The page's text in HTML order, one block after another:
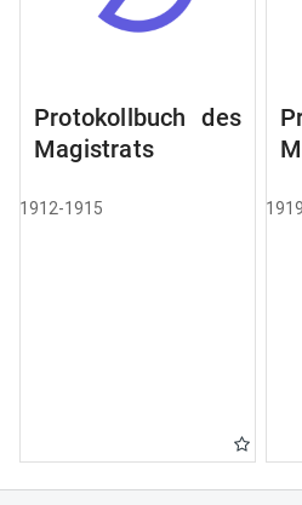
Protokollbuch des
Magistrats
1912-1915 1919